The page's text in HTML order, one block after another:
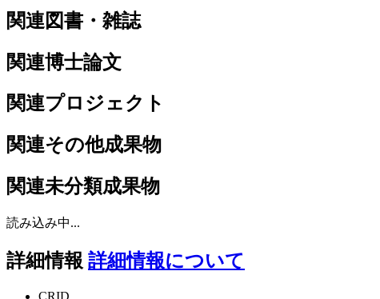
関連図書・雑誌
関連博士論文
関連プロジェクト
関連その他成果物
関連未分類成果物
読み込み中...
詳細情報 詳細情報について
CRID